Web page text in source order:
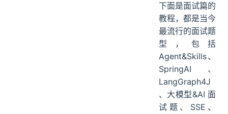
下面是面试篇的
教程，都是当今
最流行的面试题
型，包括
Agent&Skills、
SpringAI、
LangGraph4J
、大模型&AI 面
试题、SSE、